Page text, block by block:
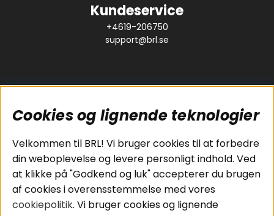
Kundeservice
+4619-206750
support@brl.se
Populære sider
Pakkeløsninger
Bilstereo
Højttalere
Forstærker
Smartphone
Kundeservice
Cookies
Handelsbetingelser
Personvernpolicy
Service / Garanti /
Retur
Cookies og lignende teknologier
Velkommen til BRL! Vi bruger cookies til at forbedre
din weboplevelse og levere personligt indhold. Ved
at klikke på "Godkend og luk" accepterer du brugen
af cookies i overensstemmelse med vores
cookiepolitik. Vi bruger cookies og lignende